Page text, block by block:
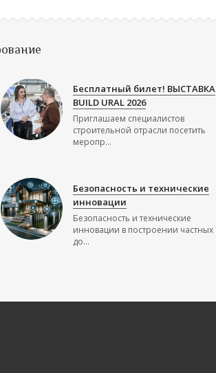
Бесплатный билет! ВЫСТАВКА
BUILD URAL 2026
Приглашаем специалистов
строительной отрасли посетить
меропр...
Безопасность и технические
инновации
Безопасность и технические
инновации в построении частных
до...